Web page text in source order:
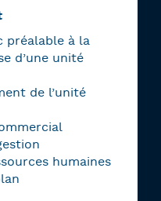
préalable à la
d’une unité
de l’unité
humaines